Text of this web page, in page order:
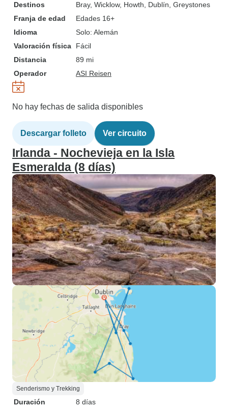
Destinos
Bray, Wicklow, Howth , Dublín , Greystones
Franja de edad
Edades 16+
Idioma
Solo: Alemán
Valoración física
Fácil
Distancia
89 mi
Operador
ASI Reisen
No hay fechas de salida disponibles
Descargar folleto Ver circuito
Irlanda - Nochevieja en la Isla
Esmeralda (8 días)
Senderismo y Trekking
Duración
8 días